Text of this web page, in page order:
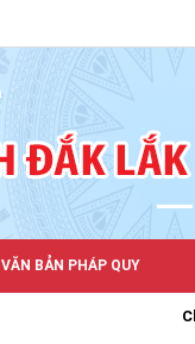
VĂN BẢN PHÁP QUY
Chào